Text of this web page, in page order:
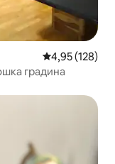
Просечна
4,95 (128)
градина